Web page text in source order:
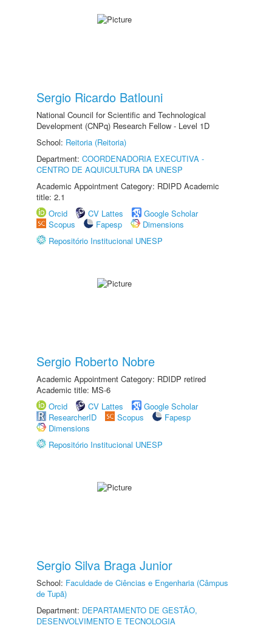
Sergio Ricardo Batlouni
National Council for Scientific and Technological
Development (CNPq) Research Fellow - Level 1D
School: Reitoria (Reitoria)
Department: COORDENADORIA EXECUTIVA -
CENTRO DE AQUICULTURA DA UNESP
Academic Appointment Category: RDIPD Academic
title: 2.1
Orcid
CV Lattes
Google Scholar
Scopus
Fapesp
Dimensions
Repositório Institucional UNESP
Sergio Roberto Nobre
Academic Appointment Category: RDIDP retired
Academic title: MS-6
Orcid
CV Lattes
Google Scholar
ResearcherID
Scopus
Fapesp
Dimensions
Repositório Institucional UNESP
Sergio Silva Braga Junior
School: Faculdade de Ciências e Engenharia (Câmpus
de Tupã)
Department: DEPARTAMENTO DE GESTÃO,
DESENVOLVIMENTO E TECNOLOGIA